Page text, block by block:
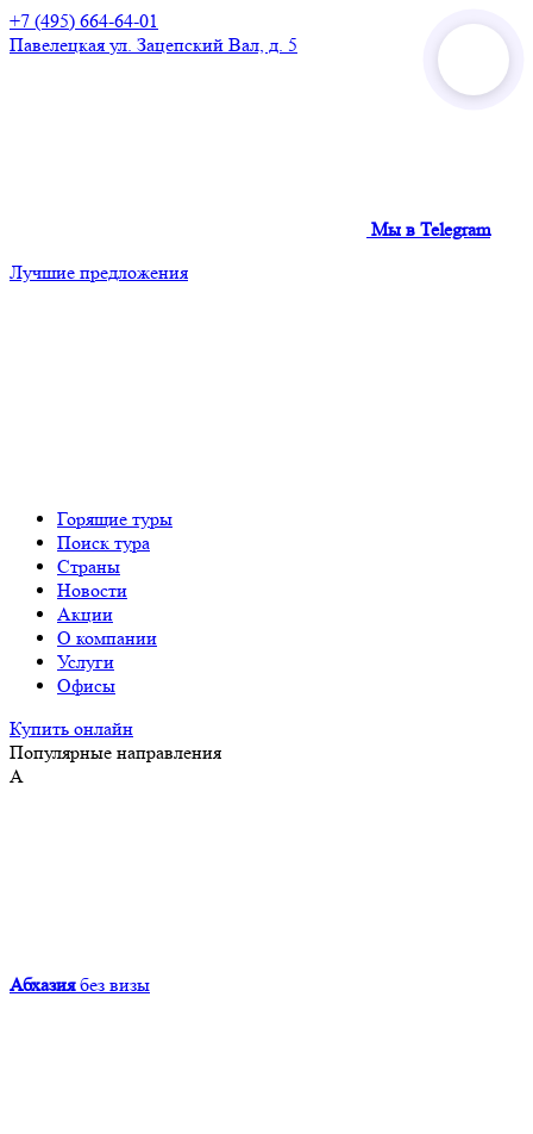
+7 (495) 664-64-01
Павелецкая ул. Зацепский Вал, д. 5
Мы в Telegram
Лучшие предложения
Горящие туры
Поиск тура
Страны
Новости
Акции
О компании
Услуги
Офисы
Купить онлайн
Популярные направления
А
Абхазия без визы